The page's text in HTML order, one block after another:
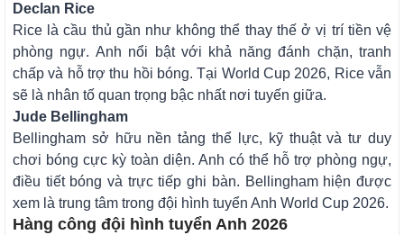
Declan Rice
Rice là cầu thủ gần như không thể thay thế ở vị trí tiền vệ
phòng ngự. Anh nổi bật với khả năng đánh chặn, tranh
chấp và hỗ trợ thu hồi bóng. Tại World Cup 2026, Rice vẫn
sẽ là nhân tố quan trọng bậc nhất nơi tuyến giữa.
Jude Bellingham
Bellingham sở hữu nền tảng thể lực, kỹ thuật và tư duy
chơi bóng cực kỳ toàn diện. Anh có thể hỗ trợ phòng ngự,
điều tiết bóng và trực tiếp ghi bàn. Bellingham hiện được
xem là trung tâm trong đội hình tuyển Anh World Cup 2026.
Hàng công đội hình tuyển Anh 2026